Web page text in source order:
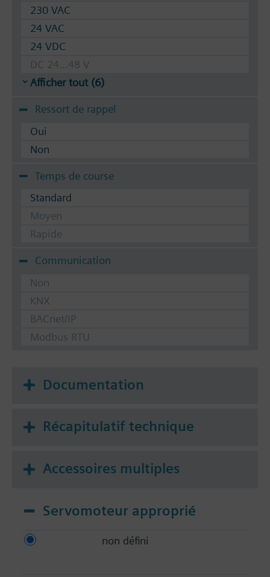
230 VAC
24 VAC
24 VDC
DC 24...48 V
Afficher tout (6)
Ressort de rappel
Oui
Non
Temps de course
Standard
Moyen
Rapide
Communication
Non
KNX
BACnet/IP
Modbus RTU
Documentation
Récapitulatif technique
Accessoires multiples
Servomoteur approprié
non défini